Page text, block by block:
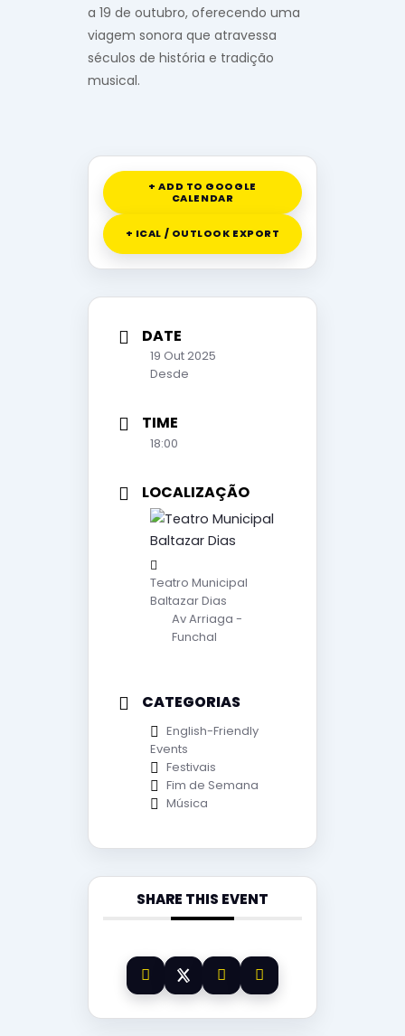
a 19 de outubro, oferecendo uma
viagem sonora que atravessa
séculos de história e tradição
musical.
+ ADD TO GOOGLE
CALENDAR
+ ICAL / OUTLOOK EXPORT
DATE
19 Out 2025
Desde
TIME
18:00
LOCALIZAÇÃO
Teatro Municipal
Baltazar Dias
Av Arriaga -
Funchal
CATEGORIAS
English-Friendly
Events
Festivais
Fim de Semana
Música
SHARE THIS EVENT